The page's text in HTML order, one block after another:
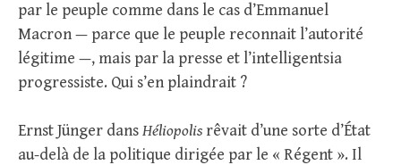
par le peuple comme dans le cas d’Emmanuel
Macron — parce que le peuple reconnait l’autorité
légitime —, mais par la presse et l’intelligentsia
progressiste. Qui s’en plaindrait ?
Ernst Jünger dansHéliopolis rêvait d’une sorte d’État
au-delà de la politique dirigée par le « Régent ». Il